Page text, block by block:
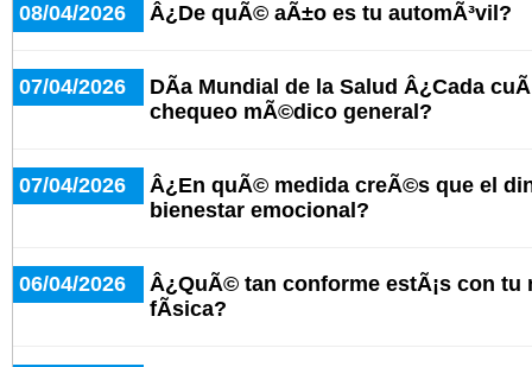
08/04/2026 Â¿De quÃ© aÃ±o es tu automÃ³vil?
07/04/2026
DÃ­a Mundial de la Salud Â¿Cada
chequeo mÃ©dico general?
07/04/2026
Â¿En quÃ© medida creÃ©s que el
bienestar emocional?
06/04/2026
Â¿QuÃ© tan conforme estÃ¡s con tu
fÃ­sica?